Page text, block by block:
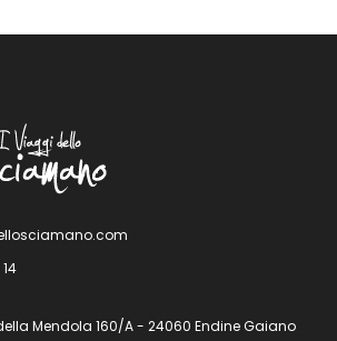
Mendola 160/A - 24060 Endine Gaiano